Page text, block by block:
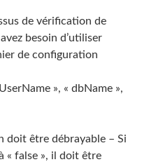
de vérification de
besoin d’utiliser
de configuration
», « dbName »,
doit être débrayable – Si
« false », il doit être